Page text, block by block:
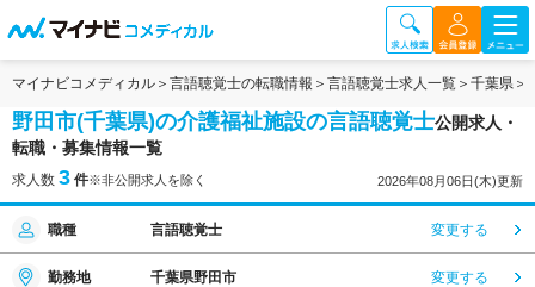
マイナビコメディカル 言語聴覚士の転職情報 言語聴覚士求人一覧 千葉県
野田市(千葉県)の介護福祉施設の言語聴覚士公開求人・
転職・募集情報一覧
求人数 3 件※非公開求人を除く 2026年08月06日(木)更新
職種 言語聴覚士 変更する
勤務地 千葉県野田市 変更する